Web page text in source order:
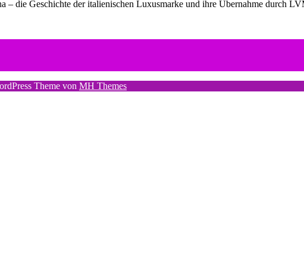
– die Geschichte der italienischen Luxusmarke und ihre Übernahme durch
Theme von MH Themes